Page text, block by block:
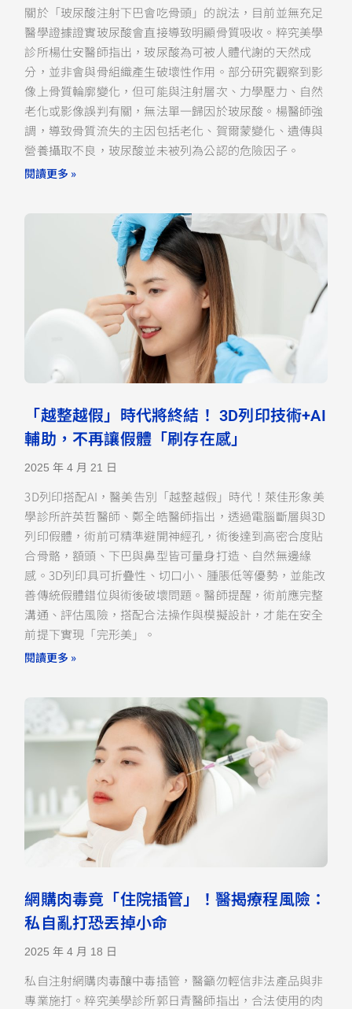
關於「玻尿酸注射下巴會吃骨頭」的說法，目前並無充足
醫學證據證實玻尿酸會直接導致明顯骨質吸收。粹究美學
診所楊仕安醫師指出，玻尿酸為可被人體代謝的天然成
分，並非會與骨組織產生破壞性作用。部分研究觀察到影
像上骨質輪廓變化，但可能與注射層次、力學壓力、自然
老化或影像誤判有關，無法單一歸因於玻尿酸。楊醫師強
調，導致骨質流失的主因包括老化、賀爾蒙變化、遺傳與
營養攝取不良，玻尿酸並未被列為公認的危險因子。
閱讀更多 »
「越整越假」時代將終結！ 3D列印技術+AI
輔助，不再讓假體「刷存在感」
2025 年 4 月 21 日
3D列印搭配AI，醫美告別「越整越假」時代！萊佳形象美
學診所許英哲醫師、鄭全皓醫師指出，透過電腦斷層與3D
列印假體，術前可精準避開神經孔，術後達到高密合度貼
合骨骼，額頭、下巴與鼻型皆可量身打造、自然無邊緣
感。3D列印具可折疊性、切口小、腫脹低等優勢，並能改
善傳統假體錯位與術後破壞問題。醫師提醒，術前應完整
溝通、評估風險，搭配合法操作與模擬設計，才能在安全
前提下實現「完形美」。
閱讀更多 »
網購肉毒竟「住院插管」！醫揭療程風險：
私自亂打恐丟掉小命
2025 年 4 月 18 日
私自注射網購肉毒釀中毒插管，醫籲勿輕信非法產品與非
專業施打。粹究美學診所郭日青醫師指出，合法使用的肉